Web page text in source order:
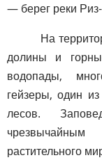
— берег реки
На
долины и
водопады,
гейзеры, один
лесов.
растительного